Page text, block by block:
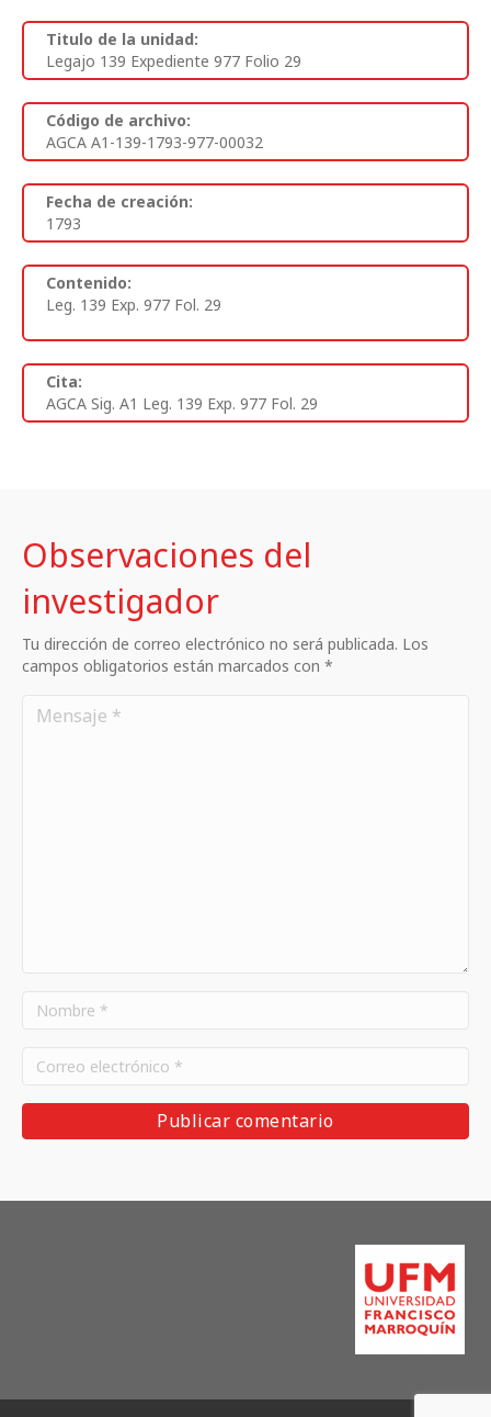
Titulo de la unidad:
Legajo 139 Expediente 977 Folio 29
Código de archivo:
AGCA A1-139-1793-977-00032
Fecha de creación:
1793
Contenido:
Leg. 139 Exp. 977 Fol. 29
Cita:
AGCA Sig. A1 Leg. 139 Exp. 977 Fol. 29
Observaciones del
investigador
Tu dirección de correo electrónico no será publicada. Los
campos obligatorios están marcados con *